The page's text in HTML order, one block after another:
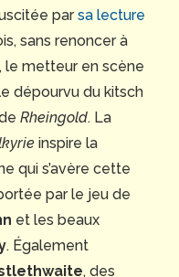
parsa lecture
sans renoncer à
le metteur en scène
dépourvu du kitsch
Rheingold. La
inspire la
qui s’avère cette
par le jeu de
et les beaux
. Également
, des